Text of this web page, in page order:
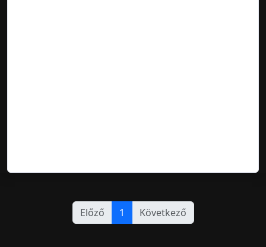
Előző 1 Következő